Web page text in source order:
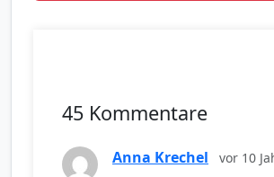
45 Kommentare
Anna Krechel vor 10